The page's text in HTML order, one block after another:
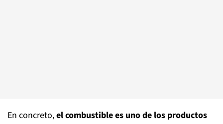
En concreto,el combustible es uno de los productos